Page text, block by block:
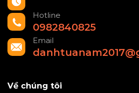
Hotline
0982840825
Email
Về chúng tôi